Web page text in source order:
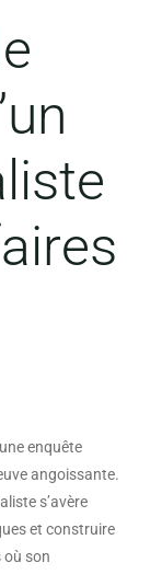
enquête
angoissante.
s’avère
et construire
où son